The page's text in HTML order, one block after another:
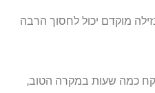
מוקדם יכול לחסוך הרבה
כמה שעות במקרה הטוב,